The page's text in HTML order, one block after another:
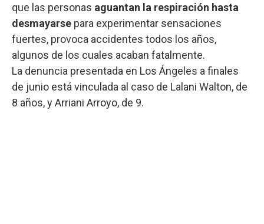
que las personas aguantan la respiración hasta
desmayarse para experimentar sensaciones
fuertes, provoca accidentes todos los años,
algunos de los cuales acaban fatalmente.
La denuncia presentada en Los Ángeles a finales
de junio está vinculada al caso de Lalani Walton, de
8 años, y Arriani Arroyo, de 9.